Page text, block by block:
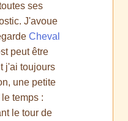
ses
J'avoue
Cheval
peut être
j'ai toujours
une petite
temps :
le tour de